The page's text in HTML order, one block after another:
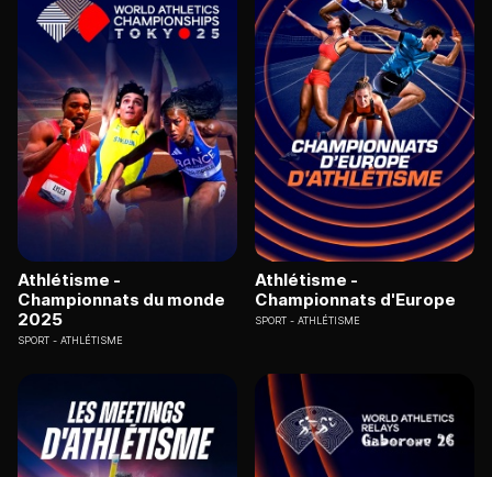
Athlétisme -
Championnats du monde
2025
SPORT ATHLÉTISME
Athlétisme -
Championnats d'Europe
SPORT ATHLÉTISME